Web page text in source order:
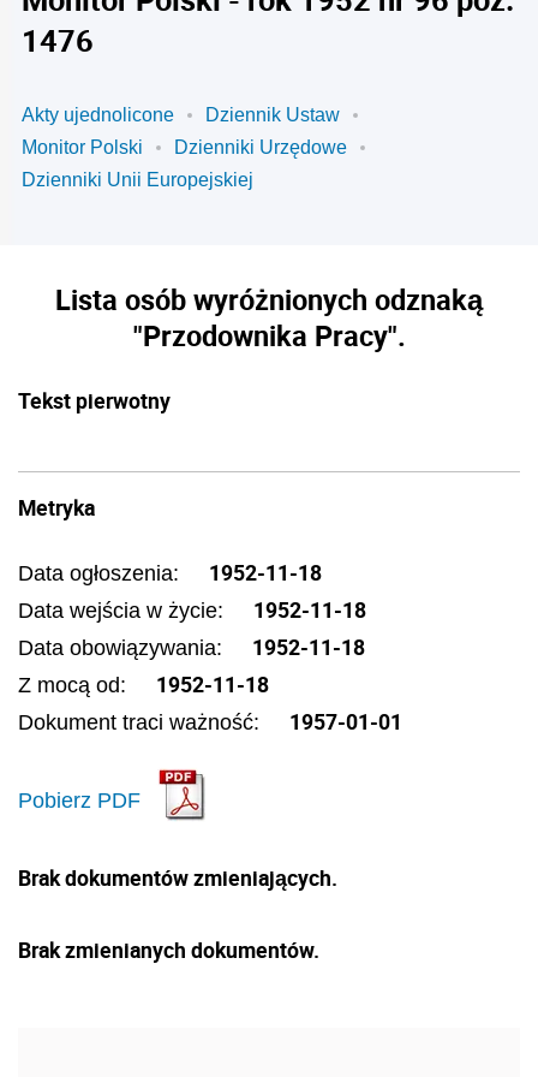
1476
Akty ujednolicone
Dziennik Ustaw
Monitor Polski
Dzienniki Urzędowe
Dzienniki Unii Europejskiej
Lista osób wyróżnionych odznaką
"Przodownika Pracy".
Tekst pierwotny
Metryka
Data ogłoszenia: 1952-11-18
Data wejścia w życie: 1952-11-18
Data obowiązywania: 1952-11-18
Z mocą od: 1952-11-18
Dokument traci ważność: 1957-01-01
Pobierz PDF
Brak dokumentów zmieniających.
Brak zmienianych dokumentów.